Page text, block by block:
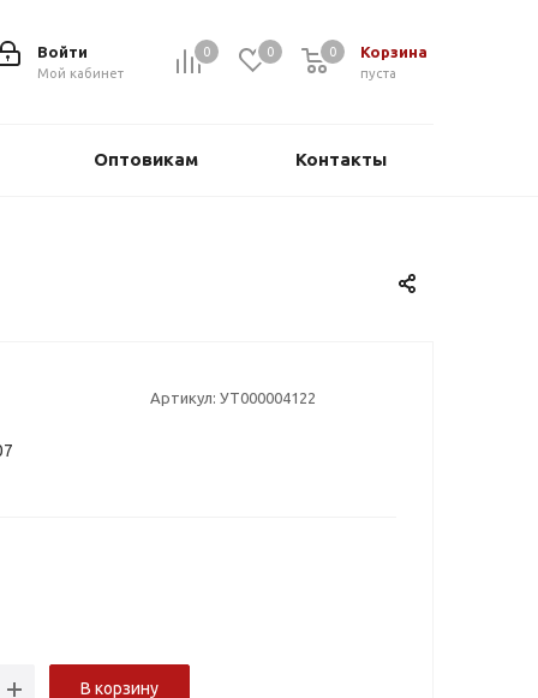
0 0 Корзина
0
пуста
0
Войти
Мой кабинет
Оптовикам Контакты
Артикул: УТ000004122
В корзину